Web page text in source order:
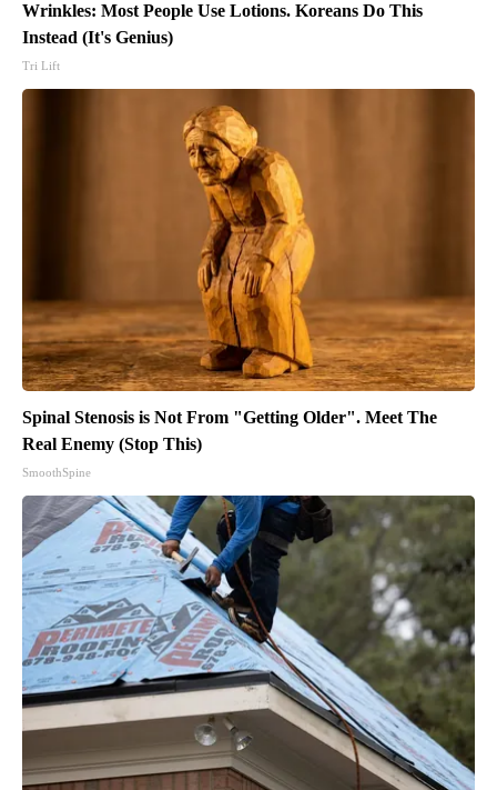
Wrinkles: Most People Use Lotions. Koreans Do This
Instead (It's Genius)
Tri Lift
Spinal Stenosis is Not From "Getting Older". Meet The
Real Enemy (Stop This)
SmoothSpine